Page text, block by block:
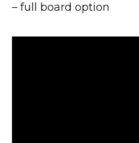
– full board option